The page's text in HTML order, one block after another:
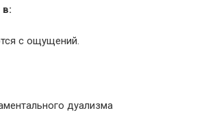
с ощущений.
дуализма